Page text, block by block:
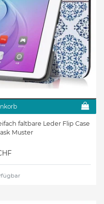
faltbare Leder Flip Case
Muster